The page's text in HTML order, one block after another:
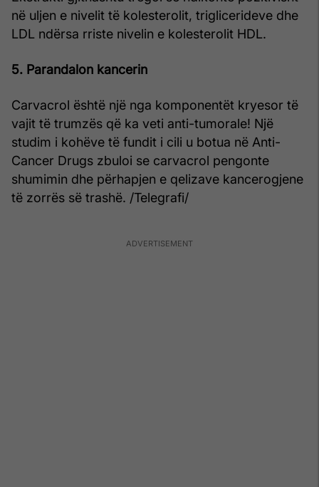
në uljen e nivelit të kolesterolit, triglicerideve dhe
LDL ndërsa rriste nivelin e kolesterolit HDL.
5. Parandalon kancerin
Carvacrol është një nga komponentët kryesor të
vajit të trumzës që ka veti anti-tumorale! Një
studim i kohëve të fundit i cili u botua në Anti-
Cancer Drugs zbuloi se carvacrol pengonte
shumimin dhe përhapjen e qelizave kancerogjene
të zorrës së trashë. /Telegrafi/